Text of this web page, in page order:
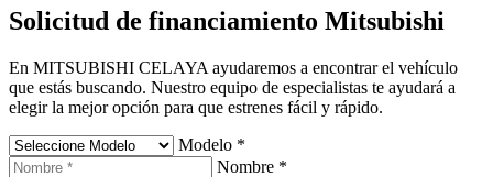
Solicitud de financiamiento Mitsubishi
En MITSUBISHI CELAYA ayudaremos a encontrar el vehículo
que estás buscando. Nuestro equipo de especialistas te ayudará a
elegir la mejor opción para que estrenes fácil y rápido.
Modelo *
Nombre *